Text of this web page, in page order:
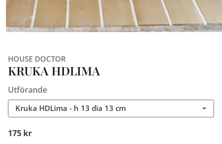
HOUSE DOCTOR
KRUKA HDLIMA
Utförande
Kruka HDLima - h 13 dia 13 cm
175 kr